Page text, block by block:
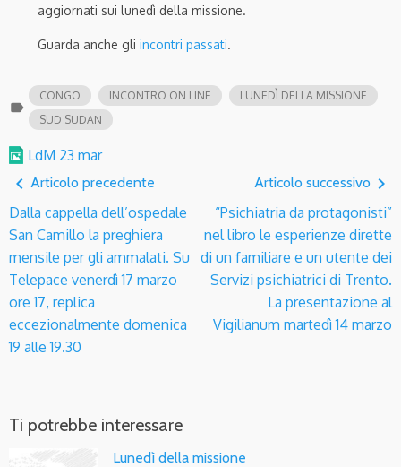
aggiornati sui lunedì della missione.
Guarda anche gli incontri passati.
label
CONGO INCONTRO ON LINE
LUNEDÌ DELLA MISSIONE
SUD SUDAN
LdM 23 mar
navigate_before Articolo precedente
Dalla cappella dell’ospedale
San Camillo la preghiera
mensile per gli ammalati. Su
Telepace venerdì 17 marzo
ore 17, replica
eccezionalmente domenica
19 alle 19.30
Articolo successivo navigate_next
“Psichiatria da protagonisti”
nel libro le esperienze dirette
di un familiare e un utente dei
Servizi psichiatrici di Trento.
La presentazione al
Vigilianum martedì 14 marzo
Ti potrebbe interessare
Lunedì della missione